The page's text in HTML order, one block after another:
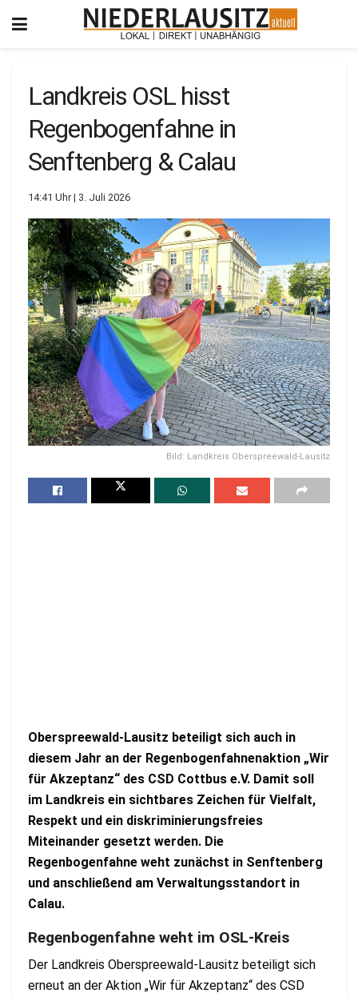
Landkreis OSL hisst
Regenbogenfahne in
Senftenberg & Calau
14:41 Uhr | 3. Juli 2026
Bild: Landkreis Oberspreewald-Lausitz
Oberspreewald-Lausitz beteiligt sich auch in
diesem Jahr an der Regenbogenfahnenaktion „Wir
für Akzeptanz“ des CSD Cottbus e.V. Damit soll
im Landkreis ein sichtbares Zeichen für Vielfalt,
Respekt und ein diskriminierungsfreies
Miteinander gesetzt werden. Die
Regenbogenfahne weht zunächst in Senftenberg
und anschließend am Verwaltungsstandort in
Calau.
Regenbogenfahne weht im OSL-Kreis
Der Landkreis Oberspreewald-Lausitz beteiligt sich
erneut an der Aktion „Wir für Akzeptanz“ des CSD